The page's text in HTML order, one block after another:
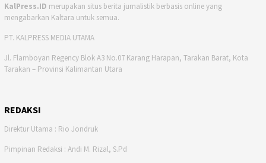
KalPress.ID merupakan situs berita jurnalistik berbasis online yang
mengabarkan Kaltara untuk semua.
PT. KALPRESS MEDIA UTAMA
Jl. Flamboyan Regency Blok A3 No.07 Karang Harapan, Tarakan Barat, Kota
Tarakan – Provinsi Kalimantan Utara
REDAKSI
Direktur Utama : Rio Jondruk
Pimpinan Redaksi : Andi M. Rizal, S.Pd